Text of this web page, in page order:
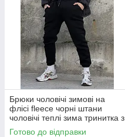
Брюки чоловічі зимові на
флісі fleece чорні штани
чоловічі теплі зима тринитка з
начосом
Готово до відправки